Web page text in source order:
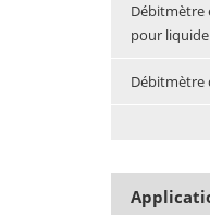
Débitmètre
pour
Débitmètre